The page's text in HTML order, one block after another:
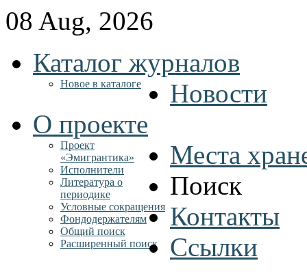
08 Aug, 2026
Каталог журналов
Новое в каталоге
Новости
О проекте
Проект
«Эмигрантика»
Исполнители
Литература о
периодике
Условные сокращения
Фондодержателям
Места
Поиск
Общий поиск
Расширенный поиск
Контакты
Ссылки